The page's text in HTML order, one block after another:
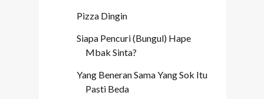
Pizza Dingin
Siapa Pencuri (Bungul) Hape
Mbak Sinta?
Yang Beneran Sama Yang Sok Itu
Pasti Beda